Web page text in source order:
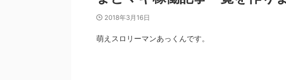
2018年3月16日
萌えスロリーマンあっくんです。